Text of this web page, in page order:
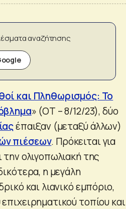
αναζήτησης
και Πληθωρισμός: Το
» (ΟΤ – 8/12/23), δύο
έπαιξαν (μεταξύ άλλων)
πιέσεων. Πρόκειται για
ολιγοπωλιακή της
η μεγάλη
και λιανικό εμπόριο,
τοπίου και